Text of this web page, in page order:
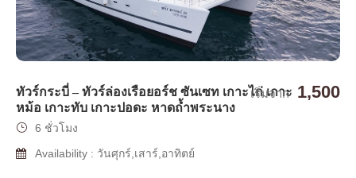
ทัวร์กระบี่ – ทัวร์ล่องเรือยอร์ช ซันเซท เกาะไก่ เกาะ
หม้อ เกาะทับ เกาะปอดะ หาดถ้ำพระนาง
เริ่มจาก 1,500
6 ชั่วโมง
Availability : วันศุกร์,เสาร์,อาทิตย์